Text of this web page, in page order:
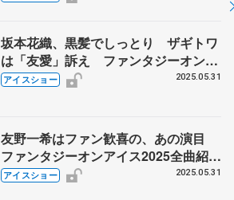
坂本花織、黒髪でしっとり ザギトワ
は「友愛」訴え ファンタジーオンア
イス2025詳報
アイスショー 2025.05.31
友野一希はファン歓喜の、あの演目
ファンタジーオンアイス2025全曲紹介
(第2部)
アイスショー 2025.05.31